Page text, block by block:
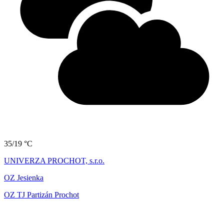
35/19 °C
UNIVERZA PROCHOT, s.r.o.
OZ Jesienka
OZ TJ Partizán Prochot